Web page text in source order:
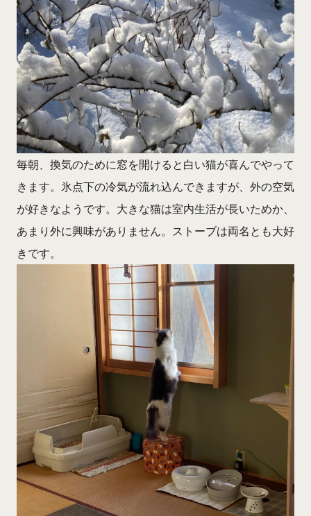
毎朝、換気のために窓を開けると白い猫が喜んでやって
きます。氷点下の冷気が流れ込んできますが、外の空気
が好きなようです。大きな猫は室内生活が長いためか、
あまり外に興味がありません。ストーブは両名とも大好
きです。